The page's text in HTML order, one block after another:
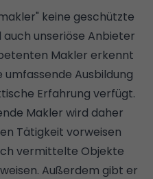
keine geschützte
auch unseriöse Anbieter
Makler erkennt
Ausbildung
Erfahrung verfügt.
Makler wird daher
Tätigkeit vorweisen
vermittelte Objekte
Außerdem gibt er